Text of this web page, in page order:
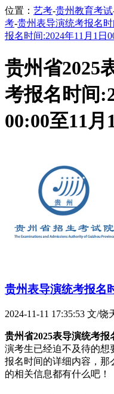
位置： 艺考-贵州教育考试
考-贵州表导演统考报名时
报名时间:2024年11月1日
贵州省2025
考报名时间
00:00至11月
贵州表导演统考报名
2024-11-11 17:35:53 文/饶
贵州省2025表导演统考报
演考生已经迫不及待的想
报名时间的详细内容，那
的相关信息都有什么吧！